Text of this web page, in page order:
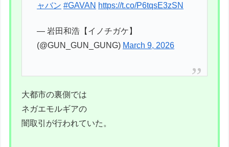
ャバン #GAVAN https://t.co/P6tqsE3zSN
— 岩田和浩【イノチガケ】
(@GUN_GUN_GUNG) March 9, 2026
大都市の裏側では
ネガエモルギアの
闇取引が行われていた。